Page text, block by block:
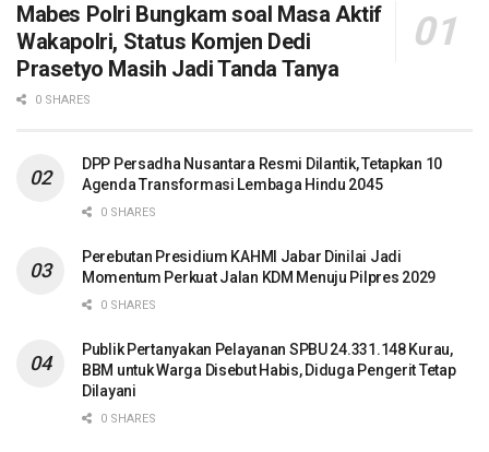
Mabes Polri Bungkam soal Masa Aktif
Wakapolri, Status Komjen Dedi
Prasetyo Masih Jadi Tanda Tanya
0 SHARES
DPP Persadha Nusantara Resmi Dilantik, Tetapkan 10
Agenda Transformasi Lembaga Hindu 2045
0 SHARES
Perebutan Presidium KAHMI Jabar Dinilai Jadi
Momentum Perkuat Jalan KDM Menuju Pilpres 2029
0 SHARES
Publik Pertanyakan Pelayanan SPBU 24.331.148 Kurau,
BBM untuk Warga Disebut Habis, Diduga Pengerit Tetap
Dilayani
0 SHARES